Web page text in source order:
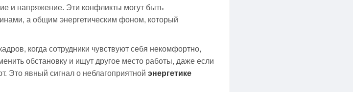
и напряжение. Эти конфликты могут быть
а общим энергетическим фоном, который
когда сотрудники чувствуют себя некомфортно,
обстановку и ищут другое место работы, даже если
Это явный сигнал о неблагоприятной энергетике